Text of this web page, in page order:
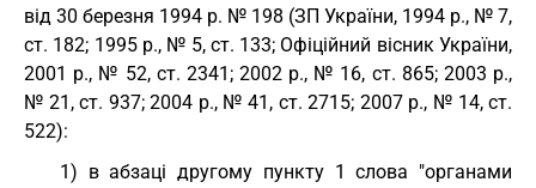
від 30 березня 1994 р. № 198 (ЗП України, 1994 р., № 7,
ст. 182; 1995 р., № 5, ст. 133; Офіційний вісник України,
2001 р., № 52, ст. 2341; 2002 р., № 16, ст. 865; 2003 р.,
№ 21, ст. 937; 2004 р., № 41, ст. 2715; 2007 р., № 14, ст.
522):
1) в абзаці другому пункту 1 слова "органами